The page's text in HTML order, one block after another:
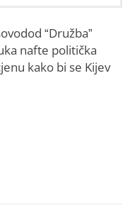
“Družba”
nafte politička
kako bi se Kijev